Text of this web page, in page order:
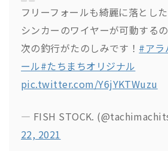
フリーフォールも綺麗に落とした
シンカーのワイヤーが可動する
次の釣行がたのしみです！ #アラ
ール#たちまちオリジナル
pic.twitter.com/Y6jYKTWuzu
— FISH STOCK.
22, 2021